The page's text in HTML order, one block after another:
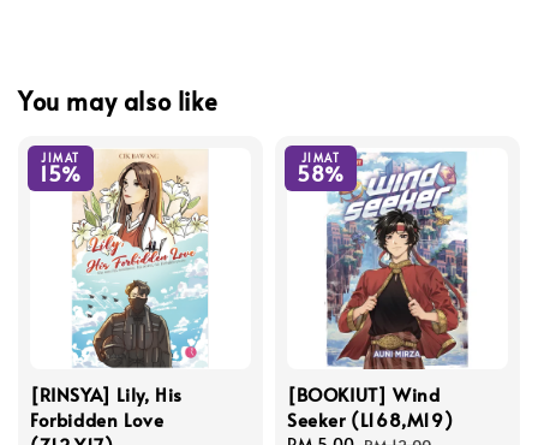
You may also like
JIMAT
15%
[RINSYA] Lily, His
Forbidden Love
JIMAT
58%
[BOOKIUT] Wind
Seeker (L168,M19)